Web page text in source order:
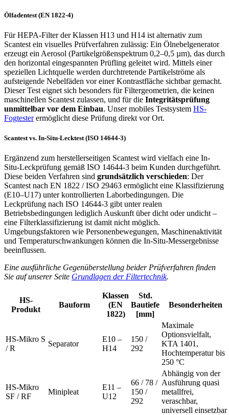
Ölfadentest (EN 1822-4)
Für HEPA-Filter der Klassen H13 und H14 ist alternativ zum
Scantest ein visuelles Prüfverfahren zulässig: Ein Ölnebelgenerator
erzeugt ein Aerosol (Partikelgrößenspektrum 0,2–0,5 µm), das durch
den horizontal eingespannten Prüfling geleitet wird. Mittels einer
speziellen Lichtquelle werden durchtretende Partikelströme als
aufsteigende Nebelfäden vor einer Kontrastfläche sichtbar gemacht.
Dieser Test eignet sich besonders für Filtergeometrien, die keinen
maschinellen Scantest zulassen, und für die Integritätsprüfung
unmittelbar vor dem Einbau. Unser mobiles Testsystem HS-
Fogtesterermöglicht diese Prüfung direkt vor Ort.
Scantest vs. In-Situ-Lecktest (ISO 14644-3)
Ergänzend zum herstellerseitigen Scantest wird vielfach eine In-
Situ-Leckprüfung gemäß ISO 14644-3 beim Kunden durchgeführt.
Diese beiden Verfahren sind grundsätzlich verschieden: Der
Scantest nach EN 1822 / ISO 29463 ermöglicht eine Klassifizierung
(E10–U17) unter kontrollierten Laborbedingungen. Die
Leckprüfung nach ISO 14644-3 gibt unter realen
Betriebsbedingungen lediglich Auskunft über dicht oder undicht –
eine Filterklassifizierung ist damit nicht möglich.
Umgebungsfaktoren wie Personenbewegungen, Maschinenaktivität
und Temperaturschwankungen können die In-Situ-Messergebnisse
beeinflussen.
Eine ausführliche Gegenüberstellung beider Prüfverfahren finden
Sie auf unserer Seite Grundlagen der Filtertechnik.
HS-
Produkt
Bauform
Klassen
(EN
1822)
Std.
Bautiefe
[mm]
Besonderheiten
HS-Mikro S
/ R
Separator
E10 –
H14
150 /
292
Maximale
Optionsvielfalt,
KTA 1401,
Hochtemperatur bis
250 °C
HS-Mikro
SF / RF
Minipleat
E11 –
U12
66 / 78 /
150 /
292
Abhängig von der
Ausführung quasi
metallfrei,
veraschbar,
universell einsetzbar